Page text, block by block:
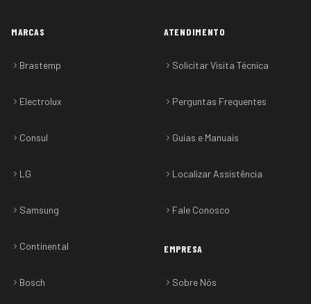
MARCAS
Brastemp
Electrolux
Consul
LG
Samsung
Continental
Bosch
ATENDIMENTO
Solicitar Visita Técnica
Perguntas Frequentes
Guias e Manuais
Localizar Assistência
Fale Conosco
EMPRESA
Sobre Nós